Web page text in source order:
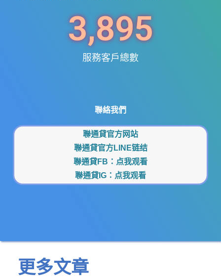
服務客戶總數
3,895
聯絡我們
聯通貸官方网站
聯通貸官方LINE链结
聯通貸FB： 点我观看
聯通貸IG： 点我观看
更多文章